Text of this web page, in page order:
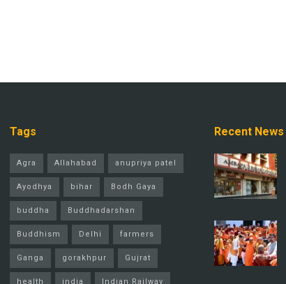
Tags
Agra Allahabad anupriya patel
Ayodhya bihar Bodh Gaya
buddha Buddhadarshan
Buddhism Delhi farmers
Ganga gorakhpur Gujrat
health india Indian Railway
Recent News